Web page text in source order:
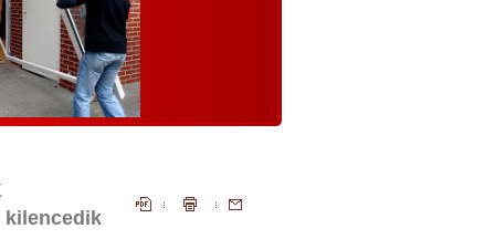
es
nem a
hanem
időket
előre
Az, ami a mostani Nemzeti
szükségessé tette, legalább három
igazi történelmi abszurditás.
Az első abszurditás, hogy az Európai Únió
bennünket. Egyrészt: el akarják érni
kilencedik